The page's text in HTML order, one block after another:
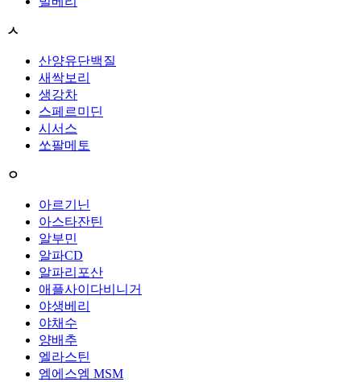
ㅅ
산양유단백질
새싹보리
생강차
스페르미딘
시서스
쏘팔메토
ㅇ
아르기닌
아스타잔틴
알부민
알파CD
알파리포산
애플사이다비니거
야생베리
야채수
양배추
엘라스틴
엠에스엠 MSM